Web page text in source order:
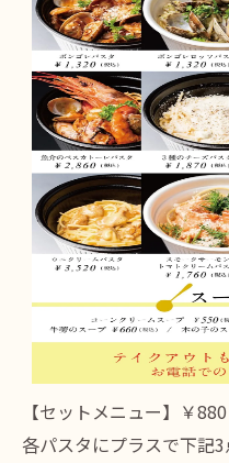
【セットメニュー】￥
各パスタにプラスで下記3